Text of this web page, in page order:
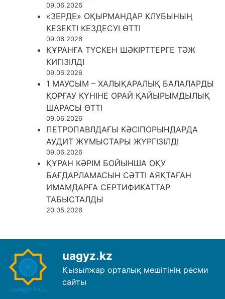
09.06.2026
«ЗЕРДЕ» ОҚЫРМАНДАР КЛУБЫНЫҢ
КЕЗЕКТІ КЕЗДЕСУІ ӨТТІ
09.06.2026
ҚҰРАНҒА ТҮСКЕН ШӘКІРТТЕРГЕ ТӘЖ
КИГІЗІЛДІ
09.06.2026
1 МАУСЫМ – ХАЛЫҚАРАЛЫҚ БАЛАЛАРДЫ
ҚОРҒАУ КҮНІНЕ ОРАЙ ҚАЙЫРЫМДЫЛЫҚ
ШАРАСЫ ӨТТІ
09.06.2026
ПЕТРОПАВЛДАҒЫ КӘСІПОРЫНДАРДА
АУДИТ ЖҰМЫСТАРЫ ЖҮРГІЗІЛДІ
09.06.2026
ҚҰРАН КӘРІМ БОЙЫНША ОҚУ
БАҒДАРЛАМАСЫН СӘТТІ АЯҚТАҒАН
ИМАМДАРҒА СЕРТИФИКАТТАР
ТАБЫСТАЛДЫ
20.05.2026
uagyz.kz
Қызылжар орталық мешітінің ресми
сайты